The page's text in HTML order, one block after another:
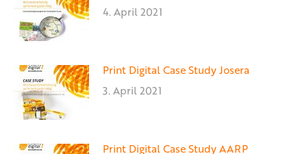
4. April 2021
Print Digital Case Study Josera
3. April 2021
Print Digital Case Study AARP